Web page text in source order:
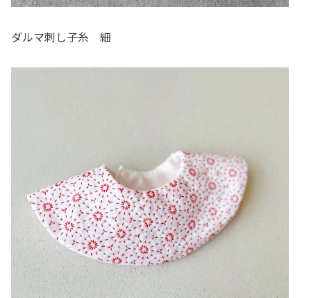
ダルマ刺し子糸 細